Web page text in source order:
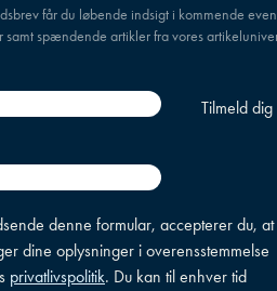
får du løbende indsigt i kommende
samt spændende artikler fra vores
denne formular, accepterer du, at
dine oplysninger i overensstemmelse
privatlivspolitik. Du kan til enhver tid